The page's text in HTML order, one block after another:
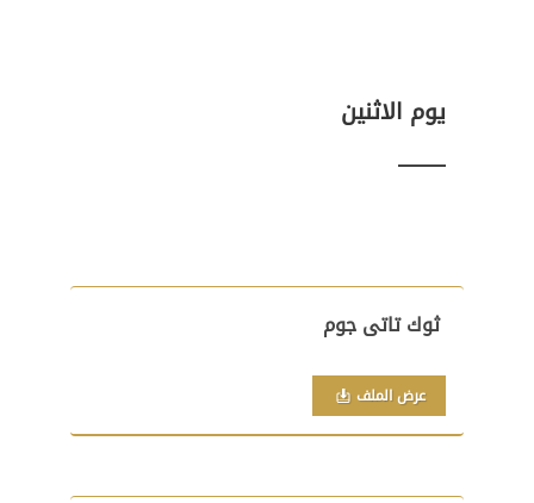
يوم الاثنين
ثوك تاتى جوم
عرض الملف